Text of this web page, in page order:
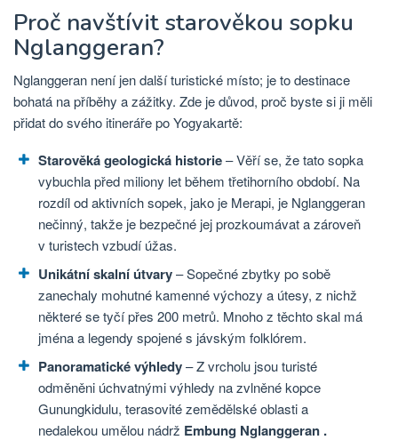
Proč navštívit starověkou sopku
Nglanggeran?
Nglanggeran není jen další turistické místo; je to destinace
bohatá na příběhy a zážitky. Zde je důvod, proč byste si ji měli
přidat do svého itineráře po Yogyakartě:
Starověká geologická historie– Věří se, že tato sopka
vybuchla před miliony let během třetihorního období. Na
rozdíl od aktivních sopek, jako je Merapi, je Nglanggeran
nečinný, takže je bezpečné jej prozkoumávat a zároveň
v turistech vzbudí úžas.
Unikátní skalní útvary– Sopečné zbytky po sobě
zanechaly mohutné kamenné výchozy a útesy, z nichž
některé se tyčí přes 200 metrů. Mnoho z těchto skal má
jména a legendy spojené s jávským folklórem.
Panoramatické výhledy– Z vrcholu jsou turisté
odměněni úchvatnými výhledy na zvlněné kopce
Gunungkidulu, terasovité zemědělské oblasti a
nedalekou umělou nádrž Embung Nglanggeran .